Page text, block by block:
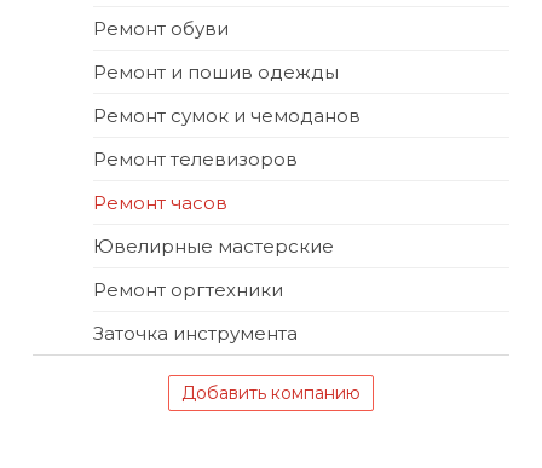
Ремонт обуви
Ремонт и пошив одежды
Ремонт сумок и чемоданов
Ремонт телевизоров
Ремонт часов
Ювелирные мастерские
Ремонт оргтехники
Заточка инструмента
Добавить компанию